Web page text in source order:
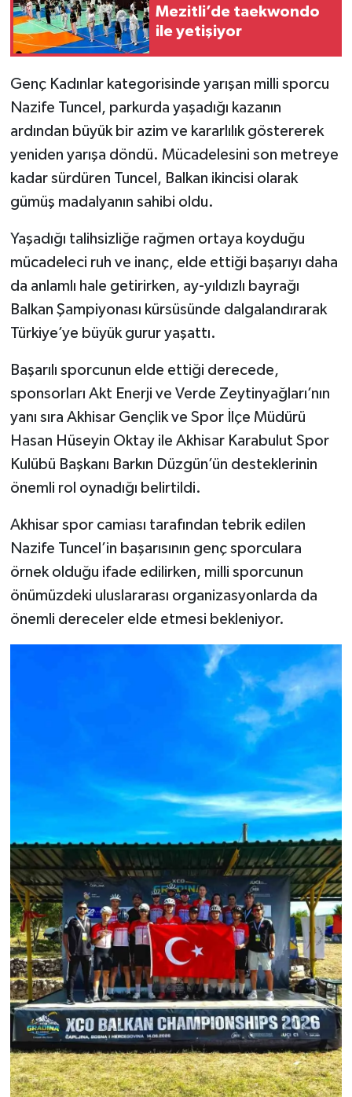
Mezitli’de taekwondo
ile yetişiyor
Genç Kadınlar kategorisinde yarışan milli sporcu
Nazife Tuncel, parkurda yaşadığı kazanın
ardından büyük bir azim ve kararlılık göstererek
yeniden yarışa döndü. Mücadelesini son metreye
kadar sürdüren Tuncel, Balkan ikincisi olarak
gümüş madalyanın sahibi oldu.
Yaşadığı talihsizliğe rağmen ortaya koyduğu
mücadeleci ruh ve inanç, elde ettiği başarıyı daha
da anlamlı hale getirirken, ay-yıldızlı bayrağı
Balkan Şampiyonası kürsüsünde dalgalandırarak
Türkiye’ye büyük gurur yaşattı.
Başarılı sporcunun elde ettiği derecede,
sponsorları Akt Enerji ve Verde Zeytinyağları’nın
yanı sıra Akhisar Gençlik ve Spor İlçe Müdürü
Hasan Hüseyin Oktay ile Akhisar Karabulut Spor
Kulübü Başkanı Barkın Düzgün’ün desteklerinin
önemli rol oynadığı belirtildi.
Akhisar spor camiası tarafından tebrik edilen
Nazife Tuncel’in başarısının genç sporculara
örnek olduğu ifade edilirken, milli sporcunun
önümüzdeki uluslararası organizasyonlarda da
önemli dereceler elde etmesi bekleniyor.